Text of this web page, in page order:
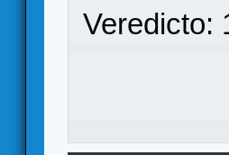
Veredicto: